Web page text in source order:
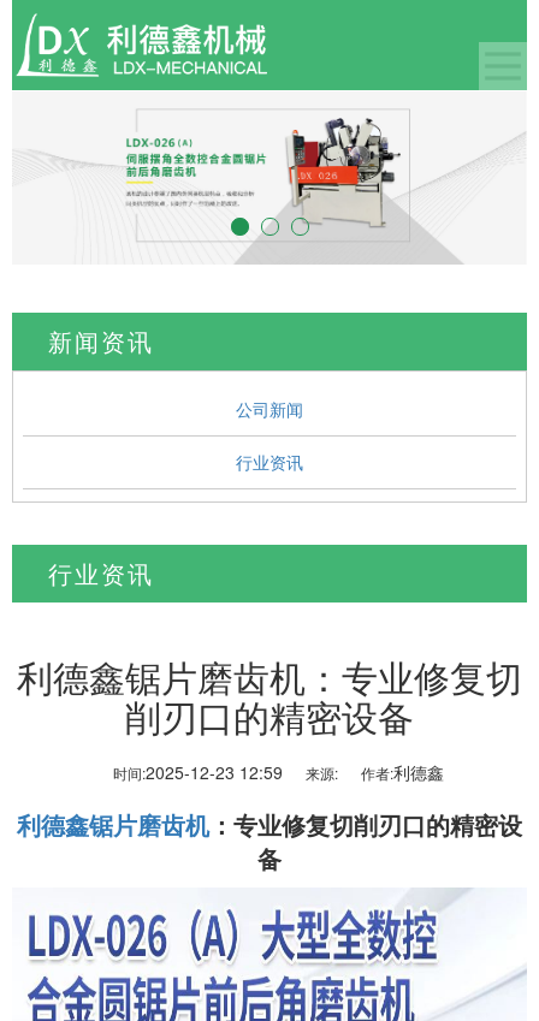
新闻资讯
公司新闻
行业资讯
行业资讯
当前位置: 首页>新闻资讯>行业资讯
利德鑫锯片磨齿机：专业修复切
削刃口的精密设备
时间:2025-12-23 12:59 来源: 作者:利德鑫
利德鑫锯片磨齿机：专业修复切削刃口的精密设
备